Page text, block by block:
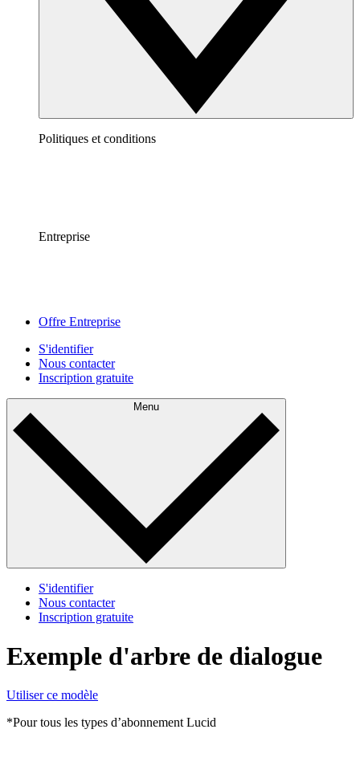
Politiques et conditions
Entreprise
Offre Entreprise
S'identifier
Nous contacter
Inscription gratuite
Menu
S'identifier
Nous contacter
Inscription gratuite
Exemple d'arbre de dialogue
Utiliser ce modèle
*Pour tous les types d’abonnement Lucid